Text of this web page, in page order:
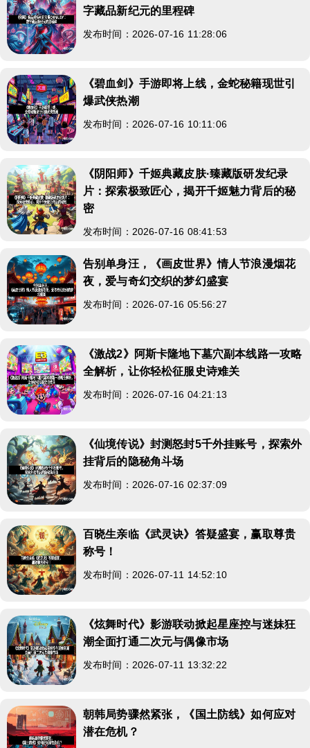
字藏品新纪元的里程碑
发布时间：2026-07-16 11:28:06
《碧血剑》手游即将上线，金蛇秘籍现世引
爆武侠热潮
发布时间：2026-07-16 10:11:06
《阴阳师》千姬典藏皮肤·臻藏版研发纪录
片：探索极致匠心，揭开千姬魅力背后的秘
密
发布时间：2026-07-16 08:41:53
告别单身汪，《画皮世界》情人节浪漫烟花
夜，爱与奇幻交织的梦幻盛宴
发布时间：2026-07-16 05:56:27
《激战2》阿斯卡隆地下墓穴副本线路一攻略
全解析，让你轻松征服史诗难关
发布时间：2026-07-16 04:21:13
《仙境传说》封测怒封5千外挂账号，探索外
挂背后的隐秘角斗场
发布时间：2026-07-16 02:37:09
百晓生亲临《武灵诀》答疑盛宴，赢取尊贵
称号！
发布时间：2026-07-11 14:52:10
《炫舞时代》影游联动掀起星座控与迷妹狂
潮全面打通二次元与偶像市场
发布时间：2026-07-11 13:32:22
朝韩局势骤然紧张，《国土防线》如何应对
潜在危机？